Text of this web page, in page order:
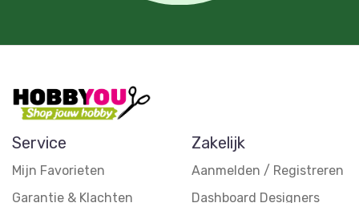
Service
Mijn Favorieten
Garantie & Klachten
Zakelijk
Aanmelden / Registreren
Dashboard Designers